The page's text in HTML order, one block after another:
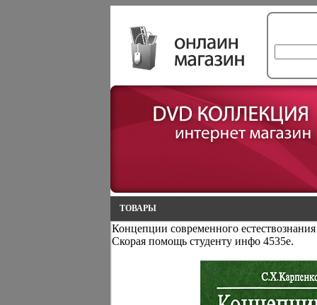
ТОВАРЫ
Концепции современного
Скорая помощь студенту инфо 4535e.